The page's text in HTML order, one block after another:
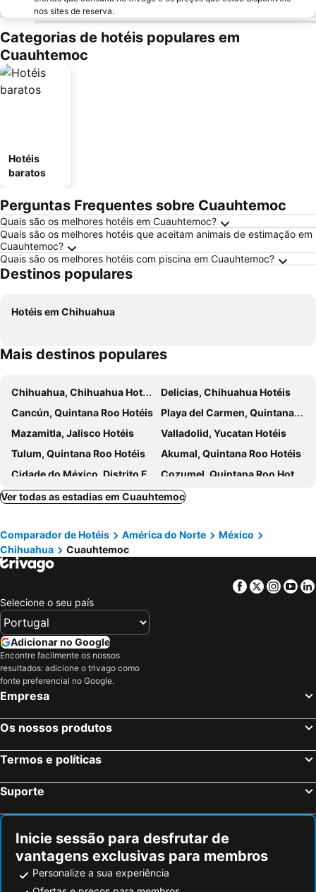
nos sites de reserva.
Categorias de hotéis populares em
Cuauhtemoc
Hotéis
baratos
Perguntas Frequentes sobre Cuauhtemoc
Quais são os melhores hotéis em Cuauhtemoc?
Quais são os melhores hotéis que aceitam animais de estimação em
Cuauhtemoc?
Quais são os melhores hotéis com piscina em Cuauhtemoc?
Destinos populares
Hotéis em Chihuahua
Mais destinos populares
Chihuahua, Chihuahua Hotéis
Delicias, Chihuahua Hotéis
Cancún, Quintana Roo Hotéis
Playa del Carmen, Quintana Roo Hotéis
Mazamitla, Jalisco Hotéis
Valladolid, Yucatan Hotéis
Tulum, Quintana Roo Hotéis
Akumal, Quintana Roo Hotéis
Cidade do México, Distrito Federal Hotéis
Cozumel, Quintana Roo Hotéis
Isla Mujeres, Quintana Roo Hotéis
Ver todas as estadias em Cuauhtemoc
Comparador de Hotéis América do Norte
México
Chihuahua
Cuauhtemoc
Facebook
Twitter
Selecione o seu país
Adicionar no Google
Encontre facilmente os nossos
resultados: adicione o trivago como
fonte preferencial no Google.
Empresa
Os nossos produtos
Termos e políticas
Suporte
Inicie sessão para desfrutar de
vantagens exclusivas para membros
Personalize a sua experiência